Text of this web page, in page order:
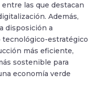
las que destacan
Además,
disposición a
estratégico
más eficiente,
sostenible para
economía verde